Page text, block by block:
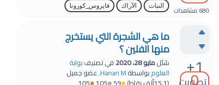
680 مشاهدات النبات الآراك فايروس_كورونا
+1
0
ما هي الشجرة التي يستخرج
منها الفلين ؟
سُئلمايو 28، 2020 في تصنيفبوابة
العلومبواسطةHanan M. عضو جميل